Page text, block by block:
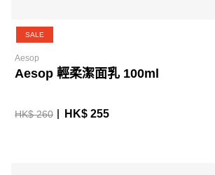
SALE
Aesop
Aesop 輕柔潔面乳 100ml
HK$ 260 HK$ 255